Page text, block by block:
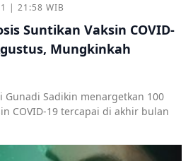
| 21:58 WIB
Suntikan Vaksin COVID-
Mungkinkah
Gunadi Sadikin menargetkan 100
COVID-19 tercapai di akhir bulan